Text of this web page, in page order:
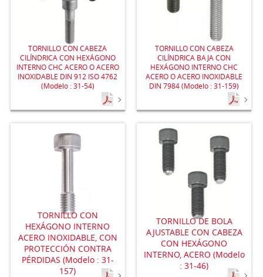
TORNILLO CON CABEZA
CILÍNDRICA CON HEXÁGONO
INTERNO CHC ACERO O ACERO
INOXIDABLE DIN 912 ISO 4762
(Modelo : 31-54)
TORNILLO CON CABEZA
CILÍNDRICA BAJA CON
HEXÁGONO INTERNO CHC
ACERO O ACERO INOXIDABLE
DIN 7984 (Modelo : 31-159)
TORNILLO CON
HEXÁGONO INTERNO
ACERO INOXIDABLE, CON
PROTECCIÓN CONTRA
PÉRDIDAS (Modelo : 31-
157)
TORNILLO DE BOLA
AJUSTABLE CON CABEZA
CON HEXÁGONO
INTERNO, ACERO (Modelo
: 31-46)